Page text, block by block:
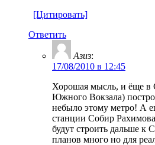
[Цитировать]
Ответить
Азиз:
17/08/2010 в 12:45
Хорошая мысль, и ёще в
Южного Вокзала)
небыло этому метро! А
станции Собир
будут строить дальше к
планов много но для